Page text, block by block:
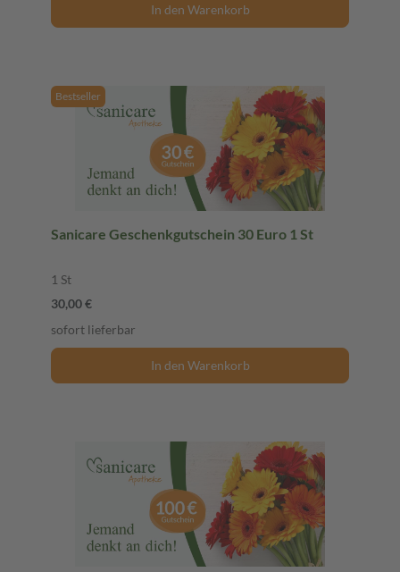
In den Warenkorb
Bestseller
Sanicare Geschenkgutschein 30 Euro 1 St
1 St
30,00 €
sofort lieferbar
In den Warenkorb